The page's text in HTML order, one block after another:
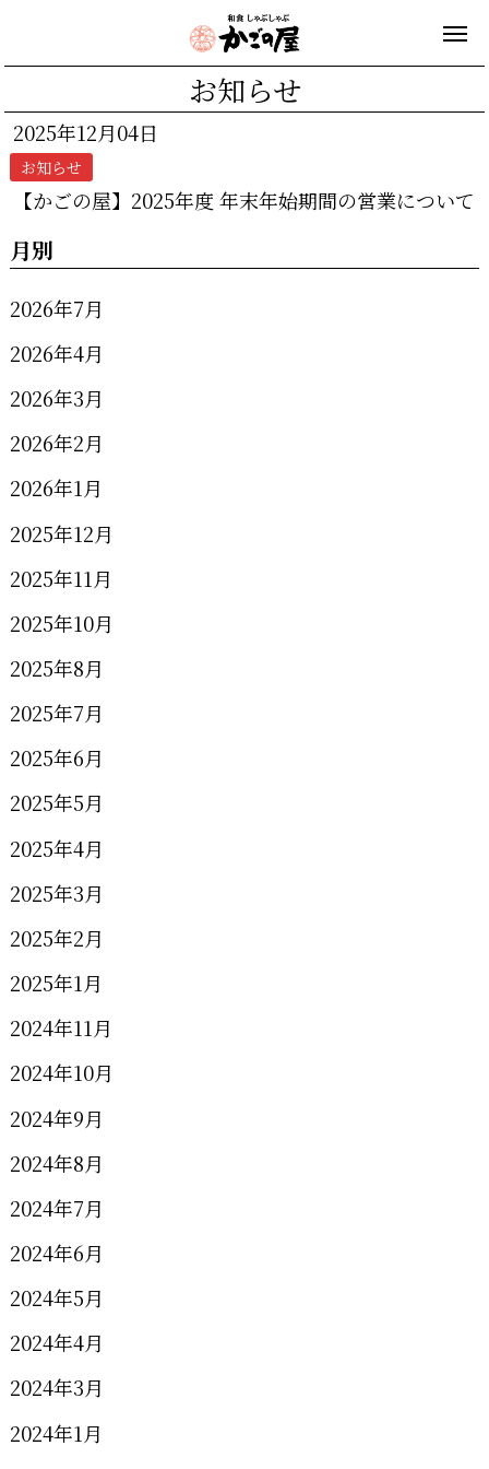
お知らせ
2025年12月04日
お知らせ
【かごの屋】2025年度 年末年始期間の営業について
月別
2026年7月
2026年4月
2026年3月
2026年2月
2026年1月
2025年12月
2025年11月
2025年10月
2025年8月
2025年7月
2025年6月
2025年5月
2025年4月
2025年3月
2025年2月
2025年1月
2024年11月
2024年10月
2024年9月
2024年8月
2024年7月
2024年6月
2024年5月
2024年4月
2024年3月
2024年1月